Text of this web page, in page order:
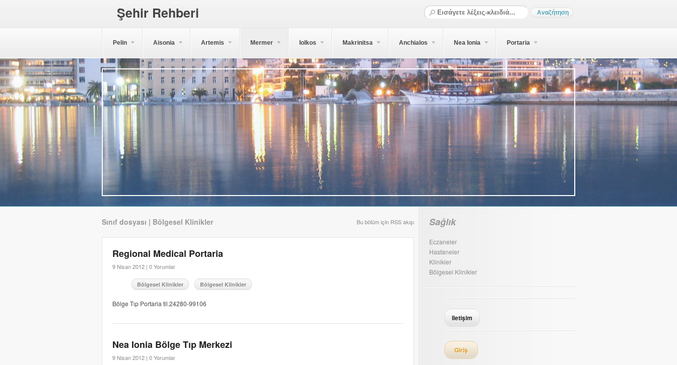
Şehir Rehberi
Pelin Aisonia Artemis Mermer Iolkos Makrinitsa Anchialos Nea Ionia Portaria
Sınıf dosyası | Bölgesel Klinikler Bu bölüm için RSS akışı
Regional Medical Portaria
9 Nisan 2012 | 0 Yorumlar
Bölgesel Klinikler Bölgesel Klinikler
Bölge Tıp Portaria til.24280-99106
Nea Ionia Bölge Tıp Merkezi
9 Nisan 2012 | 0 Yorumlar
Sağlık
Eczaneler
Hastaneler
Klinikler
Bölgesel Klinikler
Iletişim
Giriş